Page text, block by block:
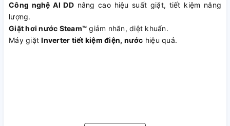
Công nghệ AI DDnâng cao hiệu suất giặt, tiết kiệm năng
lượng.
Giặt hơi nước Steam™ giảm nhăn, diệt khuẩn.
Máy giặtInverter tiết kiệm điện, nước hiệu quả.